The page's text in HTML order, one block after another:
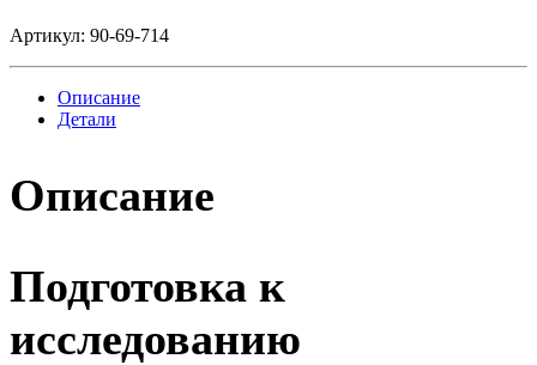
Артикул: 90-69-714
Описание
Детали
Описание
Подготовка к
исследованию